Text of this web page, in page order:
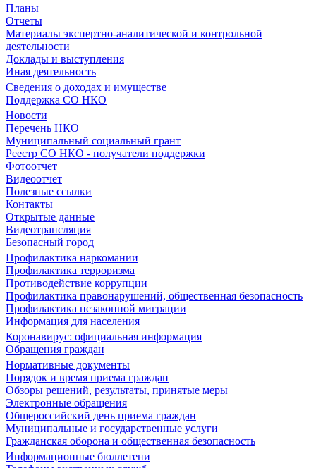
Планы
Отчеты
Материалы экспертно-аналитической и контрольной
деятельности
Доклады и выступления
Иная деятельность
Сведения о доходах и имуществе
Поддержка СО НКО
Новости
Перечень НКО
Муниципальный социальный грант
Реестр СО НКО - получатели поддержки
Фотоотчет
Видеоотчет
Полезные ссылки
Контакты
Открытые данные
Видеотрансляция
Безопасный город
Профилактика наркомании
Профилактика терроризма
Противодействие коррупции
Профилактика правонарушений, общественная безопасность
Профилактика незаконной миграции
Информация для населения
Коронавирус: официальная информация
Обращения граждан
Нормативные документы
Порядок и время приема граждан
Обзоры решений, результаты, принятые меры
Электронные обращения
Общероссийский день приема граждан
Муниципальные и государственные услуги
Гражданская оборона и общественная безопасность
Информационные бюллетени